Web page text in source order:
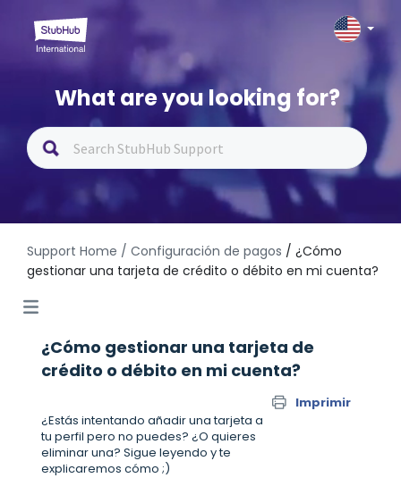
What are you looking for?
Support Home / Configuración de pagos / ¿Cómo
gestionar una tarjeta de crédito o débito en mi cuenta?
¿Cómo gestionar una tarjeta de
crédito o débito en mi cuenta?
Imprimir
¿Estás intentando añadir una tarjeta a
tu perfil pero no puedes? ¿O quieres
eliminar una? Sigue leyendo y te
explicaremos cómo ;)